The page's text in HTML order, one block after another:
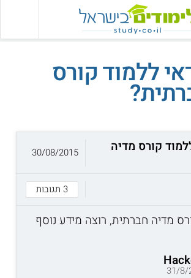
ללמוד קורס
קורס מדיה
3 תגובות
30/08/2015
מדיה חברתית, רוצה מידע נוסף
31/8/